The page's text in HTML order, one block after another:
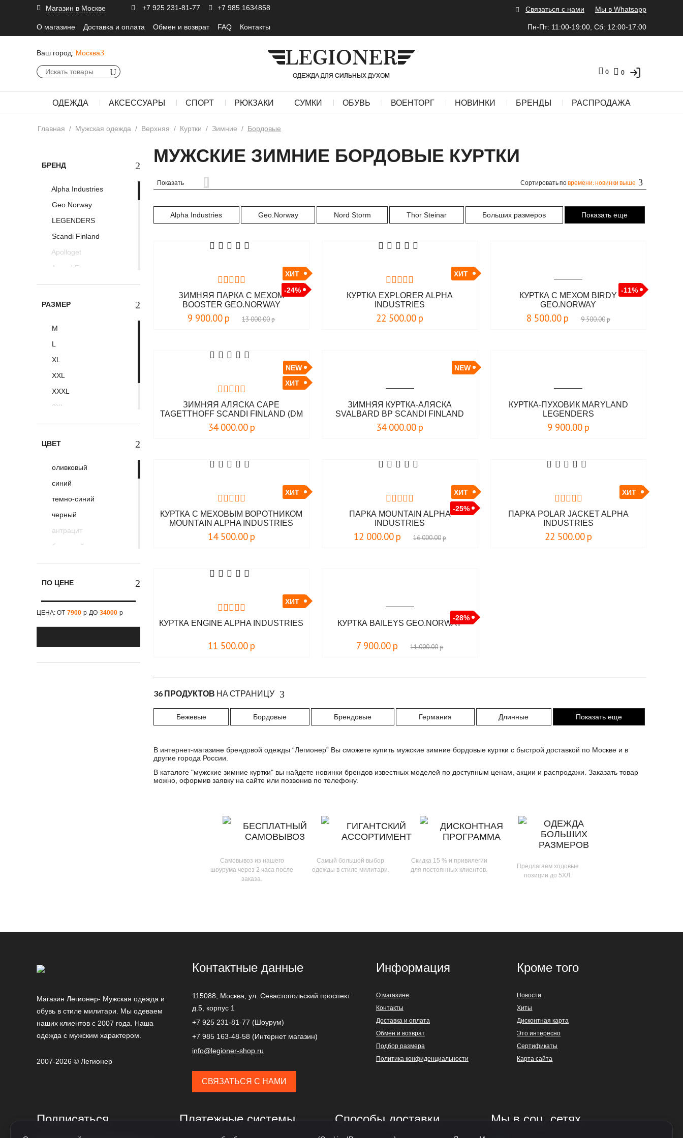
Магазин в Москве +7 925 231-81-77 +7 985 1634858 Связаться с нами Мы в Whatsapp
О магазине Доставка и оплата Обмен и возврат FAQ Контакты Пн-Пт: 11:00-19:00, Сб: 12:00-17:00
Ваш город: Москва
0
0
ОДЕЖДА АКСЕССУАРЫ СПОРТ РЮКЗАКИ СУМКИ ОБУВЬ ВОЕНТОРГ НОВИНКИ БРЕНДЫ РАСПРОДАЖА
Главная / Мужская одежда / Верхняя / Куртки / Зимние / Бордовые
БРЕНД
Alpha Industries
Geo.Norway
LEGENDERS
Scandi Finland
Apolloget
Armed Forces
AVIREXFLY
DAFEYLI
Doberman's Aggressive
ESDY Tactical
Foersverd
Fostex
Maraton
MGPX
MIXED BRANDS
NORD DENALI
Nord Storm
Surplus
Tactical Frog
V/Works
РАЗМЕР
M
L
XL
XXL
XXXL
3XL
S
ЦВЕТ
оливковый
синий
темно-синий
черный
антрацит
болотный
бордовый
песочный
песочный камуфляж
ПО ЦЕНЕ
ЦЕНА: ОТ 7900 р ДО 34000 р
МУЖСКИЕ ЗИМНИЕ БОРДОВЫЕ КУРТКИ
Показать Сортировать повремени: новинки выше
Alpha Industries Geo.Norway Nord Storm Thor Steinar Больших размеров Показать еще
-24%
ХИТ
ЗИМНЯЯ ПАРКА С МЕХОМ
BOOSTER GEO.NORWAY
9 900.00 р 13 000.00р
ХИТ
КУРТКА EXPLORER ALPHA
INDUSTRIES
22 500.00 р
-11%
КУРТКА С МЕХОМ BIRDY
GEO.NORWAY
8 500.00 р 9 500.00р
NEW
ХИТ
ЗИМНЯЯ АЛЯСКА CAPE
TAGETTHOFF SCANDI FINLAND (DM
19023)
34 000.00 р
NEW
ЗИМНЯЯ КУРТКА-АЛЯСКА
SVALBARD BP SCANDI FINLAND
34 000.00 р
КУРТКА-ПУХОВИК MARYLAND
LEGENDERS
9 900.00 р
ХИТ
КУРТКА С МЕХОВЫМ ВОРОТНИКОМ
MOUNTAIN ALPHA INDUSTRIES
14 500.00 р
-25%
ХИТ
ПАРКА MOUNTAIN ALPHA
INDUSTRIES
12 000.00 р 16 000.00р
ХИТ
ПАРКА POLAR JACKET ALPHA
INDUSTRIES
22 500.00 р
ХИТ
КУРТКА ENGINE ALPHA INDUSTRIES
11 500.00 р
-28%
КУРТКА BAILEYS GEO.NORWAY
7 900.00 р 11 000.00р
36 ПРОДУКТОВ НА СТРАНИЦУ
Бежевые Бордовые Брендовые Германия Длинные Показать еще
В интернет-магазине брендовой одежды “Легионер” Вы сможете купить мужские зимние бордовые куртки с быстрой доставкой по Москве и в
другие города России.
В каталоге "мужские зимние куртки" вы найдете новинки брендов известных моделей по доступным ценам, акции и распродажи. Заказать товар
можно, оформив заявку на сайте или позвонив по телефону.
БЕСПЛАТНЫЙ
САМОВЫВОЗ
Самовывоз из нашего
шоурума через 2 часа после
заказа.
ГИГАНТСКИЙ
АССОРТИМЕНТ
Самый большой выбор
одежды в стиле милитари.
ДИСКОНТНАЯ
ПРОГРАММА
Скидка 15 % и привилегии
для постоянных клиентов.
ОДЕЖДА
БОЛЬШИХ
РАЗМЕРОВ
Предлагаем ходовые
позиции до 5ХЛ.
Магазин Легионер- Мужская одежда и
обувь в стиле милитари. Мы одеваем
наших клиентов с 2007 года. Наша
одежда с мужским характером.
2007-2026 © Легионер
Контактные данные
115088, Москва ,ул. Севастопольский проспект
д.5, корпус 1
+7 925 231-81-77 (Шоурум)
+7 985 163-48-58 (Интернет магазин)
info@legioner-shop.ru
СВЯЗАТЬСЯ С НАМИ
Информация
О магазине
Контакты
Доставка и оплата
Обмен и возврат
Подбор размера
Политика конфиденциальности
Кроме того
Новости
Хиты
Дисконтная карта
Это интересно
Сертификаты
Карта сайта
Платежные системы Способы доставки
Подписаться Мы в соц. сетях